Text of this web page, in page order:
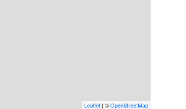
Leaflet | ©OpenStreetMap